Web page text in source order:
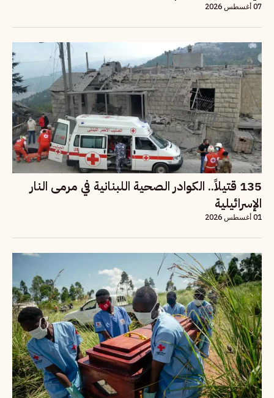
07 أغسطس 2026
135 قتيلاً.. الكوادر الصحية اللبنانية في مرمى النار
الإسرائيلية
01 أغسطس 2026